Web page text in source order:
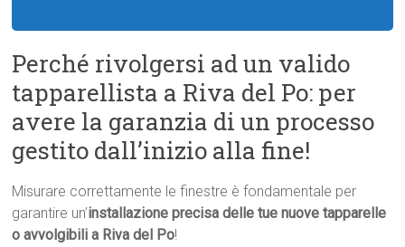
Perché rivolgersi ad un valido
tapparellista a Riva del Po: per
avere la garanzia di un processo
gestito dall’inizio alla fine!
Misurare correttamente le finestre è fondamentale per
garantire un’installazione precisa delle tue nuove tapparelle
o avvolgibili a Riva del Po!